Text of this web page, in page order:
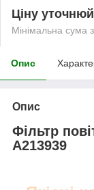
Ціну
Мінімальна сума
Опис
Опис
Фільтр
A213939